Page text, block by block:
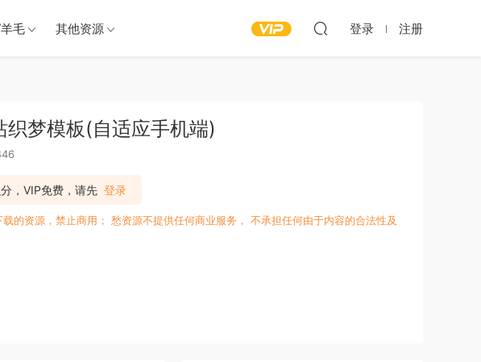
毛 其他资源 登录 注册
梦模板(自适应手机端)
，VIP免费，请先 登录
的资源，禁止商用； 愁资源不提供任何商业服务， 不承担任何由于内容的合法性及